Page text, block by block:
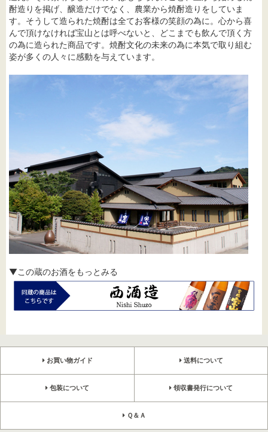
酎造りを掲げ、醸造だけでなく、農業から焼酎造りをしていま
す。そうして造られた焼酎は全てお客様の笑顔の為に。心から喜
んで頂けなければ宝山とは呼べないと、どこまでも飲んで頂く方
の為に造られた商品です。焼酎文化の未来の為に本気で取り組む
姿が多くの人々に感動を与えています。
▼この蔵のお酒をもっとみる
お買い物ガイド 送料について
包装について 領収書発行について
Ｑ＆Ａ